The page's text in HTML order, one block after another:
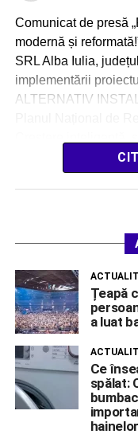
Comunicat de presă
modernă și
SRL Alba Iulia,
implementării
ALTERNATIV
inclusiv coeziune
productivitate,
Țeapă
a luat
Ce
spălat:
hainelor